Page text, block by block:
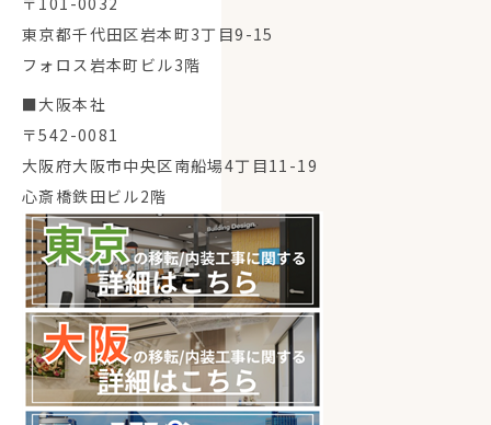
東京都千代田区岩本町3丁目9-15
フォロス岩本町ビル3階
■大阪本社
〒542-0081
大阪府大阪市中央区南船場4丁目11-19
心斎橋鉄田ビル2階